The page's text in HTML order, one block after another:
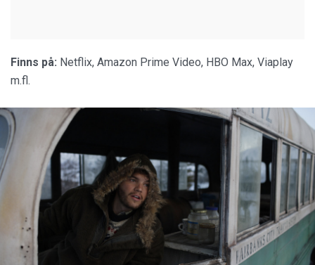
Finns på: Netflix, Amazon Prime Video, HBO Max, Viaplay
m.fl.